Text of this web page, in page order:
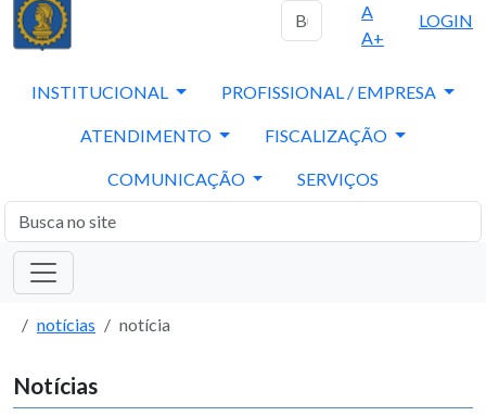
A
A+
LOGIN
INSTITUCIONAL PROFISSIONAL / EMPRESA
ATENDIMENTO FISCALIZAÇÃO
COMUNICAÇÃO SERVIÇOS
notícias notícia
Notícias